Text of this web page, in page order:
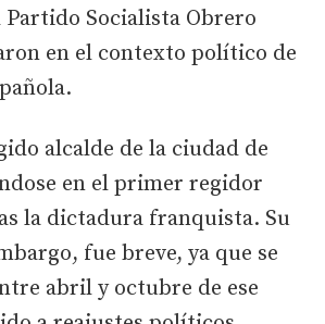
Socialista Obrero
en el contexto político de
alcalde de la ciudad de
en el primer regidor
la dictadura franquista. Su
fue breve, ya que se
abril y octubre de ese